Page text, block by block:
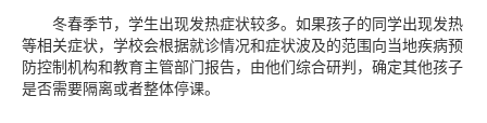
冬春季节，学生出现发热症状较多。如果孩子的同学出现发热
等相关症状，学校会根据就诊情况和症状波及的范围向当地疾病预
防控制机构和教育主管部门报告，由他们综合研判，确定其他孩子
是否需要隔离或者整体停课。